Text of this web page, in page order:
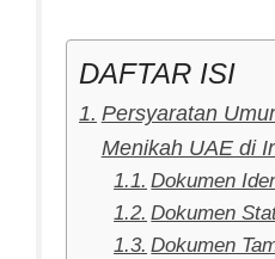
DAFTAR ISI
Persyaratan
Menikah UAE di
Dokumen
Dokumen
Dokumen